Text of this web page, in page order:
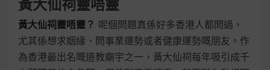
黃大仙祠靈唔靈
黃大仙祠靈唔靈？ 呢個問題真係好多香港人都問過，
尤其係想求姻緣、問事業運勢或者健康運勢嘅朋友。作
為香港最出名嘅道教廟宇之一，黃大仙祠每年吸引成千